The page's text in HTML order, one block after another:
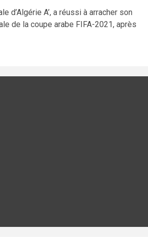
d’Algérie A’, a réussi à arracher son
de la coupe arabe FIFA-2021, après